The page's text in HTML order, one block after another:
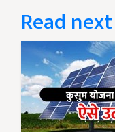
Read next